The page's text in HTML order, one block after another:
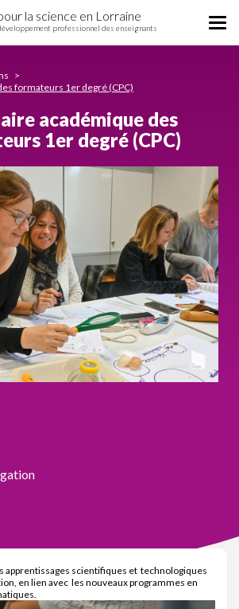
la science en Lorraine
professionnel des enseignants
formateurs 1er degré (CPC)
académique des
1er degré (CPC)
apprentissages scientifiques et technologiques
en lien avec les nouveaux programmes en